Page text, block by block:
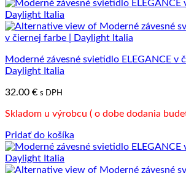
Moderné závesné svietidlo ELEGANCE v
Daylight Italia
32.00 € s DPH
Skladom u výrobcu ( o dobe dodania
Pridať do košíka